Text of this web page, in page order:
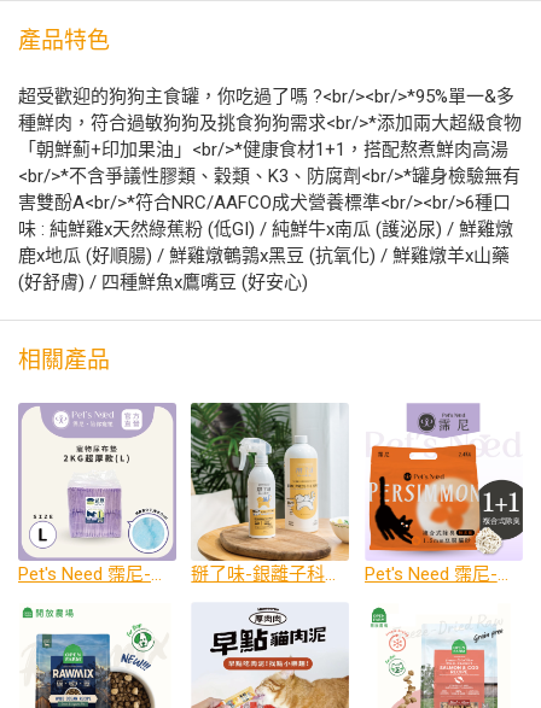
產品特色
超受歡迎的狗狗主食罐，你吃過了嗎 ?<br/><br/>*95%單一&多
種鮮肉，符合過敏狗狗及挑食狗狗需求<br/>*添加兩大超級食物
「朝鮮薊+印加果油」<br/>*健康食材1+1，搭配熬煮鮮肉高湯
<br/>*不含爭議性膠類、穀類、K3、防腐劑<br/>*罐身檢驗無有
害雙酚A<br/>*符合NRC/AAFCO成犬營養標準<br/><br/>6種口
味 : 純鮮雞x天然綠蕉粉 (低GI) / 純鮮牛x南瓜 (護泌尿) / 鮮雞燉
鹿x地瓜 (好順腸) / 鮮雞燉鵪鶉x黑豆 (抗氧化) / 鮮雞燉羊x山藥
(好舒膚) / 四種鮮魚x鷹嘴豆 (好安心)
相關產品
Pet's Need 霈尼-重磅超厚款尿布墊 掰了味-銀離子科學環境除臭噴霧 Pet's Need 霈尼-複合式除臭豆腐貓砂